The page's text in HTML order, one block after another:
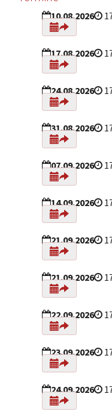
10.08.2026
17.08.2026
24.08.2026
31.08.2026
07.09.2026
14.09.2026
21.09.2026
21.09.2026
22.09.2026
23.09.2026
24.09.2026